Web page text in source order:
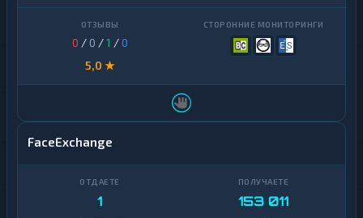
0 / 0 /1 /0
5,0 ★
FaceExchange
1 153 011